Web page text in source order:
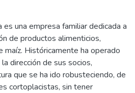
una empresa familiar dedicada a
de productos alimenticios,
maíz. Históricamente ha operado
dirección de sus socios,
que se ha ido robusteciendo, de
cortoplacistas, sin tener